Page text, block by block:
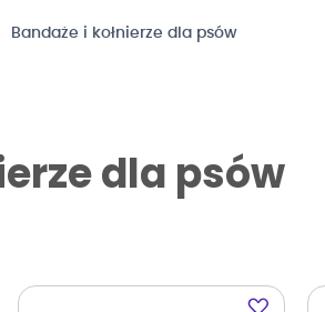
Bandaże i kołnierze dla psów
dla psów
Dodaj